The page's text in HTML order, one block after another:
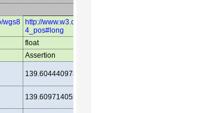
wgs8
http://www.w3.org/2003/01/geo/wgs8
4_pos#long
float
Assertion
139.604440978802
139.609714055105